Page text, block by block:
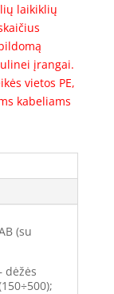
laikiklių
įrangai.
vietos PE,
kabeliams
(su
dėžės